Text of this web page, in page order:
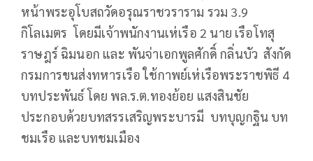
หน้าพระอุโบสถวัดอรุณราชวราราม รวม 3.9
กิโลเมตร โดยมีเจ้าพนักงานเห่เรือ 2 นาย เรือโทสุ
ราษฎร์ ฉิมนอก และ พันจ่าเอกพูลศักดิ์ กลิ่นบัว สังกัด
กรมการขนส่งทหารเรือ ใช้กาพย์เห่เรือพระราชพิธี 4
บทประพันธ์ โดย พล.ร.ต.ทองย้อย แสงสินชัย
ประกอบด้วยบทสรรเสริญพระบารมี บทบุญกฐิน บท
ชมเรือ และบทชมเมือง